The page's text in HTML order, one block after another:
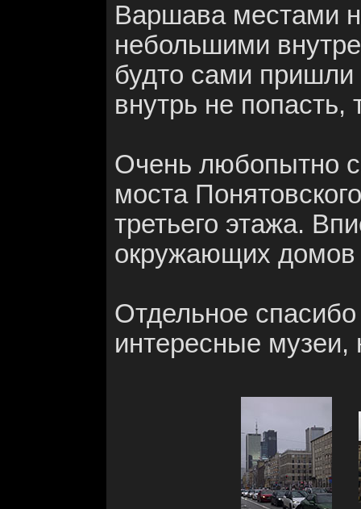
Варшава местами
небольшими
будто сами
внутрь не попасть,
Очень любопытно
моста
третьего этажа.
окружающих домов
Отдельное спасибо
интересные музеи,